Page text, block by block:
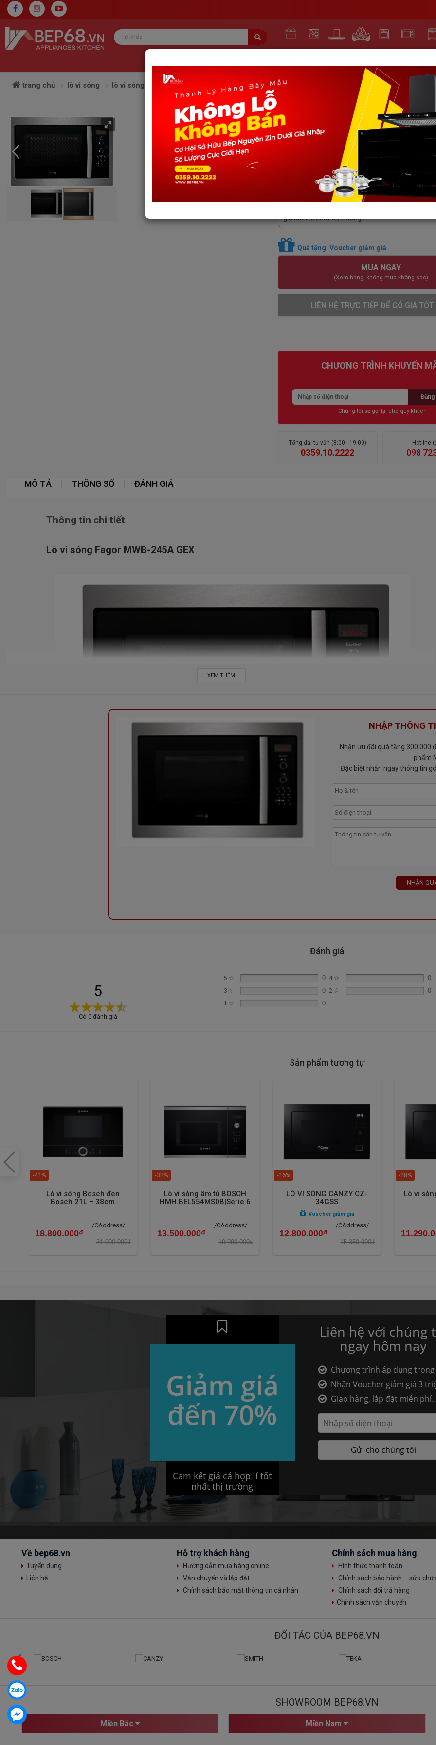
trang chủ lò vi sóng lò vi sóng fagor lò vi sóng fagor mwb-245a gex
LÒ VI SÓNG FAGOR MWB-245A
5 (25 reviews)
18.720.000VNĐ
Do giá sản phẩm luôn biến động theo ngày. Quý
giá luôn rẻ nhất thị trường !
Quà tặng: Voucher giảm giá
MUA NGAY
(Xem hàng, không mua không sao)
LIÊN HỆ TRỰC TIẾP ĐỂ CÓ GIÁ TỐT
CHƯƠNG TRÌNH KHUYẾN
Đăng
Chúng tôi sẽ gọi lại cho quý khách
Tổng đài tư vấn (8:00 - 19:00)
0359.10.2222
Hotline
098
MÔ TẢ THÔNG SỐ ĐÁNH GIÁ
Thông tin chi tiết
Lò vi sóng Fagor MWB-245A GEX
LÒ VI SÓNG KÈM ÂM TỦ FAGOR MWB-245A GEX
- Lắp đặt âm tủ bếp (bao gồm khung)
- Chức năng làm bánh Pizza Giã đông, hâm nóng, nấu thức ăn theo loại và trọng lượng thưc phẩm
MWB 245A GEX
nhập khẩu chính hãng được bày bán tại các showroom của Thiết bị bếp nhập khẩu Bếp 68 trên toàn quốc. Để
được tư vấn và mua hàng, quý khách hàng có thể tới các địa chỉ showroom gần nhất, liên hệ hotline:
XEM THÊM
NHẬP THÔNG
Nhận ưu đãi quà tặng 300.000
phẩm
Đặc biệt nhận ngay thông tin
NHẬN
Đánh giá
5
Có 0 đánh giá
5 ☆ 0 4 ☆
0
3☆
0 2 ☆
0
1 ☆
0
Sản phẩm tương tự
-41%
Lò vi sóng Bosch đen
Bosch 21L – 38cm
../CAddress/
18.800.000₫
31.990.000₫
-32%
Lò vi sóng âm tủ BOSCH
HMH.BEL554MS0B|Serie 6
../CAddress/
13.500.000₫
19.990.000₫
-16%
LÒ VI SÓNG CANZY CZ-
34GSS
Voucher giảm giá
../CAddress/
12.800.000₫
15.350.000₫
-28%
Lò vi
Cam kết giá cả hợp lí tốt
nhất thị trường
Giảm giá
đến 70%
Liên hệ với chúng
ngay hôm nay
Chương trình áp dụng trong
ngày
Nhận Voucher giảm giá 3
Giao hàng, lắp đặt miễn phí
20km
Về bep68.vn
Tuyển dụng
Liên hệ
Hỗ trợ khách hàng
Hướng dẫn mua hàng online
Vận chuyển và lắp đặt
Chính sách bảo mật thông tin cá nhân
Chính sách mua hàng
Hình thức thanh toán
Chính sách bảo hành – sửa
Chính sách đổi trả hàng
Chính sách vận chuyển
ĐỐI TÁC CỦA BEP68.VN
SHOWROOM BEP68.VN
Miền Bắc Miền Nam